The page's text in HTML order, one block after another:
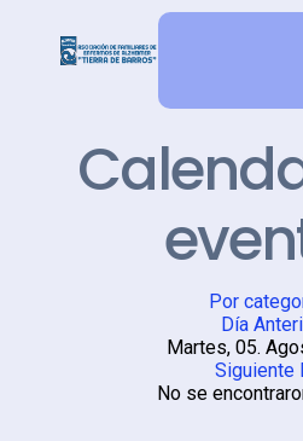
Por
Día
Martes, 05.
Siguiente
No se